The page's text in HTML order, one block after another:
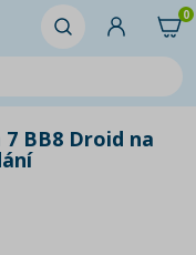
0
BB8 Droid na